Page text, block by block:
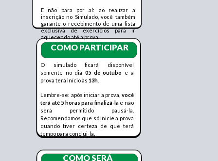
E não para por aí: ao realizar a
inscrição no Simulado, você também
garante o recebimento de uma lista
exclusiva de exercícios para ir
aquecendo até a prova.
O simulado ficará disponível
somente no dia 05 de outubo e a
prova terá início às 13h
Lembre-se: após iniciar a prova, você
terá até 5 horas para finalizá-lae não
será permitido pausá-la.
Recomendamos que só inicie a prova
quando tiver certeza de que terá
tempo para conclui-la.
COMO SERÁ
COMO PARTICIPAR